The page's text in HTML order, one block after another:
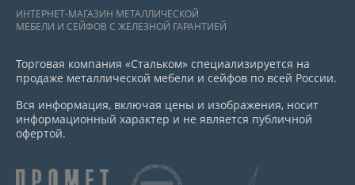
ИНТЕРНЕТ-МАГАЗИН МЕТАЛЛИЧЕСКОЙ
МЕБЕЛИ И СЕЙФОВ С ЖЕЛЕЗНОЙ ГАРАНТИЕЙ
Торговая компания «Стальком» специализируется на
продаже металлической мебели и сейфов по всей России.
Вся информация, включая цены и изображения, носит
информационный характер и не является публичной
офертой.